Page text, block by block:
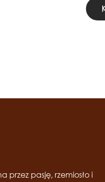
przez pasję, rzemiosło i